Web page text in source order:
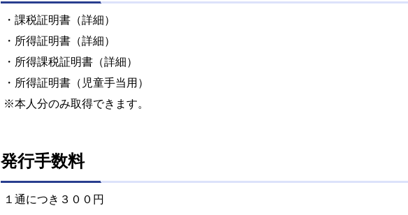
・課税証明書（詳細）
・所得証明書（詳細）
・所得課税証明書（詳細）
・所得証明書（児童手当用）
※本人分のみ取得できます。
発行手数料
１通につき３００円